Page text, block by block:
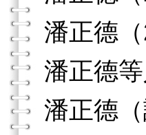
潘正德
潘正德
潘正德